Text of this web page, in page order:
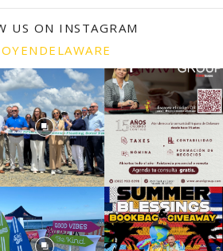
US ON INSTAGRAM